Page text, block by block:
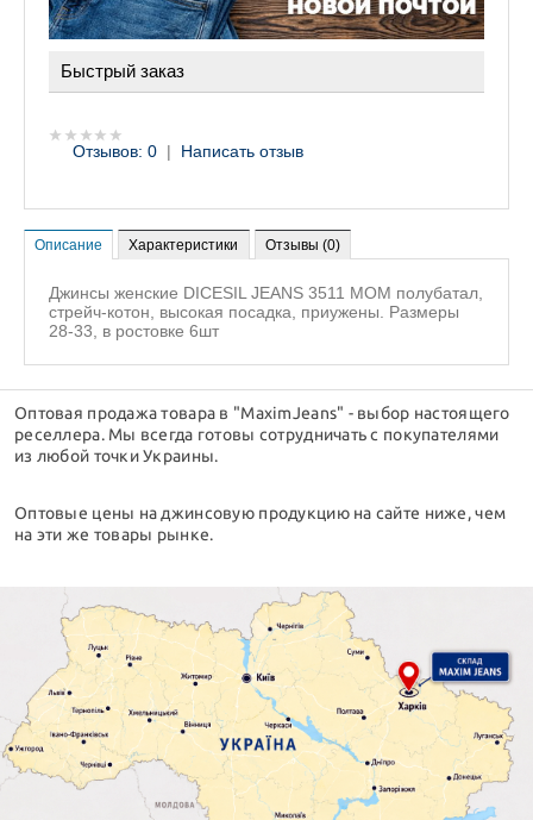
Быстрый заказ
Отзывов: 0 | Написать отзыв
Описание Характеристики Отзывы (0)
Джинсы женские DICESIL JEANS 3511 MOM полубатал,
стрейч-котон, высокая посадка, приужены. Размеры
28-33, в ростовке 6шт
Оптовая продажа товара в "MaximJeans" - выбор настоящего
реселлера. Мы всегда готовы сотрудничать с покупателями
из любой точки Украины.
Оптовые цены на джинсовую продукцию на сайте ниже, чем
на эти же товары рынке.